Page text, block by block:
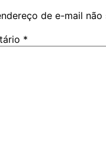
de e-mail
*